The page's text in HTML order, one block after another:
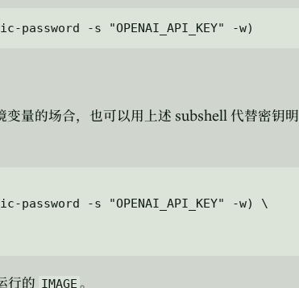
变量的场合，也可以用上述 subshell代替密钥明
password -s "OPENAI_API_KEY" -w) \
行的 IMAGE 。